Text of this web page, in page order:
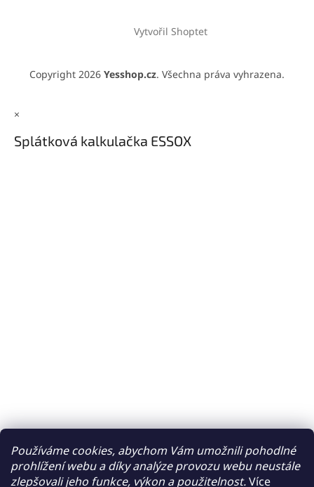
Používáme cookies, abychom Vám umožnili pohodlné
prohlížení webu a díky analýze provozu webu neustále
zlepšovali jeho funkce, výkon a použitelnost.Více
Vytvořil Shoptet
Copyright 2026 Yesshop.cz. Všechna práva vyhrazena.
×
Splátková kalkulačka ESSOX